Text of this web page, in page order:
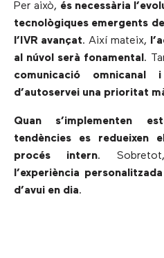
Per això, és necessària
tecnològiques emergents
l’IVR avançat. Així mateix,
al núvol serà fonamental.
comunicació
d’autoservei una prioritat
Quan s’implementen
tendències es redueixen
procés intern.
l’experiència
d’avui en dia.